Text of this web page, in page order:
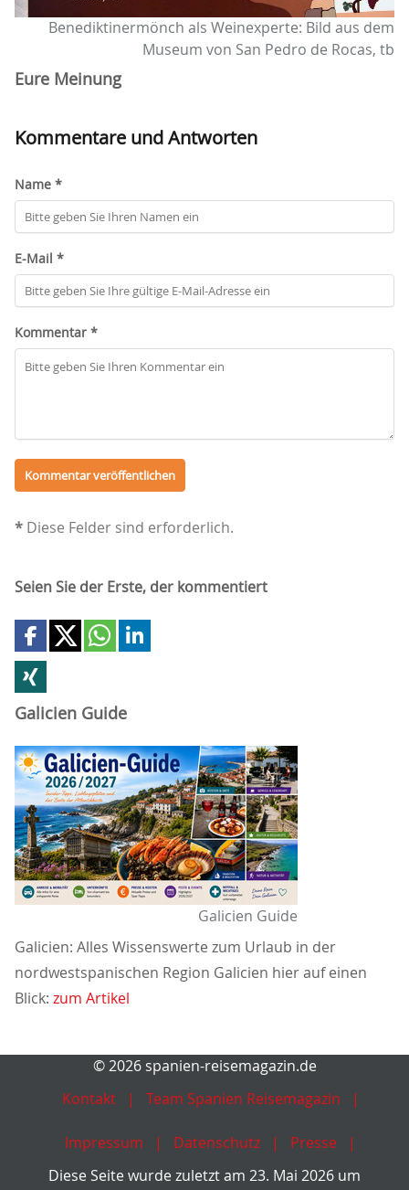
Benediktinermönch als Weinexperte: Bild aus dem
Museum von San Pedro de Rocas, tb
Eure Meinung
Kommentare und Antworten
Name *
E-Mail *
Kommentar *
* Diese Felder sind erforderlich.
Seien Sie der Erste, der kommentiert
Galicien Guide
Galicien Guide
Galicien: Alles Wissenswerte zum Urlaub in der
nordwestspanischen Region Galicien hier auf einen
Blick: zum Artikel
© 2026 spanien-reisemagazin.de
Kontakt
Team Spanien Reisemagazin
Impressum Datenschutz
Presse
Diese Seite wurde zuletzt am 23. Mai 2026 um